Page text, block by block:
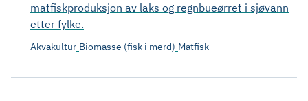
matfiskproduksjon av laks og regnbueørret i sjøvann
etter fylke.
Akvakultur Biomasse (fisk i merd) Matfisk